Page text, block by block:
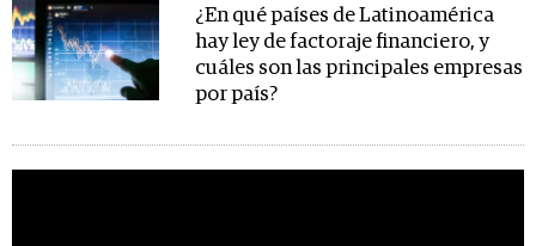
¿En qué países de Latinoamérica
hay ley de factoraje financiero, y
cuáles son las principales empresas
por país?